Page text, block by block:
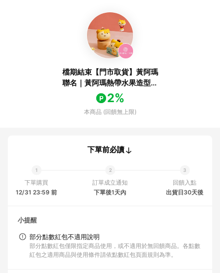
檔期結束【門市取貨】黃阿瑪
聯名｜黃阿瑪熱帶水果造型麵
包
2%
本商品 (回饋無上限)
下單前必讀
下單購買
12/31 23:59 前
訂單成立通知
下單後1天內
回饋入點
出貨日30天後
小提醒
部分點數紅包不適用說明
部分點數紅包僅限指定商品使用，或不適用於無回饋商品。各點數
紅包之適用商品與使用條件請依點數紅包頁面規則為準。